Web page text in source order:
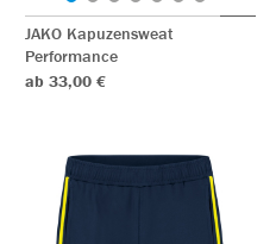
JAKO Kapuzensweat
Performance
ab 33,00 €